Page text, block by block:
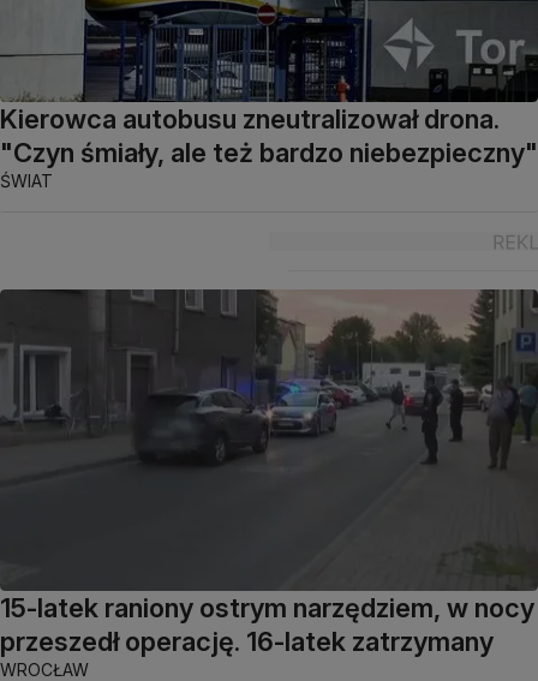
Kierowca autobusu zneutralizował drona.
"Czyn śmiały, ale też bardzo niebezpieczny"
ŚWIAT
15-latek raniony ostrym narzędziem, w nocy
przeszedł operację. 16-latek zatrzymany
WROCŁAW